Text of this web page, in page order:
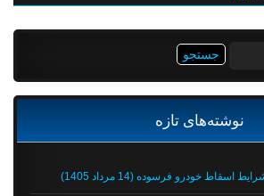
نوشته‌های تازه
خودرو فرسوده (14 مرداد 1405)